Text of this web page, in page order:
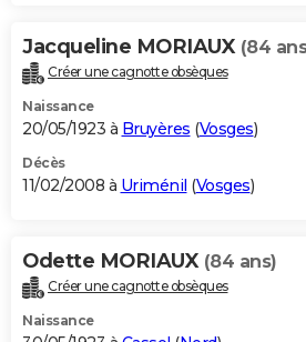
Jacqueline MORIAUX (84
Créer une cagnotte obsèques
Naissance
20/05/1923 à Bruyères (Vosges)
Décès
11/02/2008 à Uriménil (Vosges)
Odette MORIAUX (84 ans)
Créer une cagnotte obsèques
Naissance